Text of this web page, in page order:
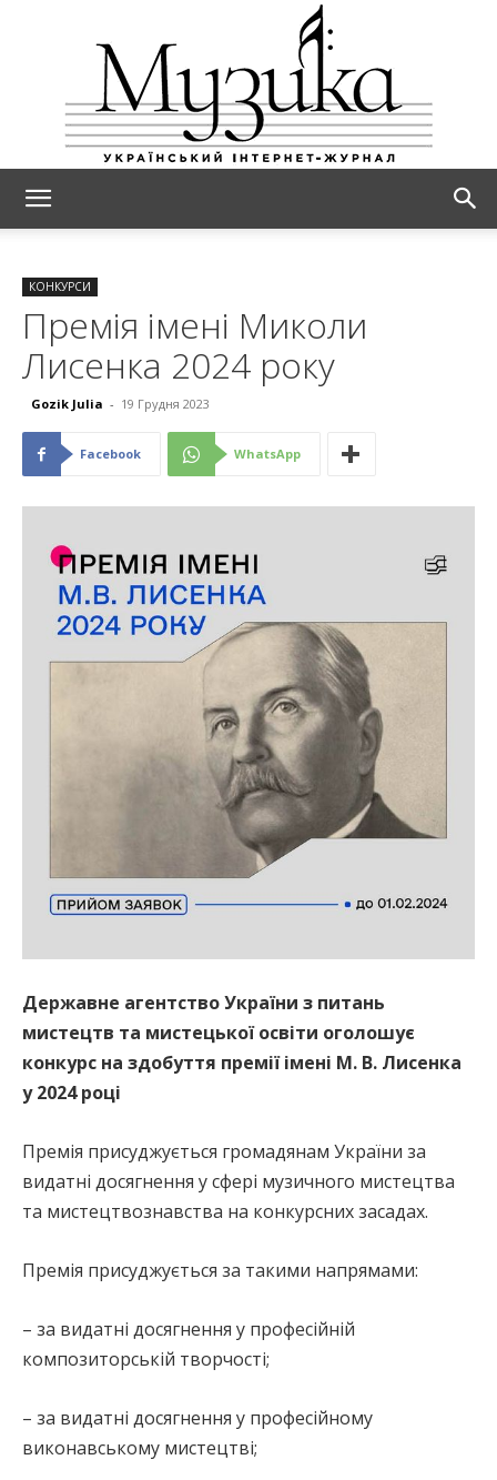
КОНКУРСИ
Премія імені Миколи
Лисенка 2024 року
Gozik Julia - 19 Грудня 2023
Facebook WhatsApp
Державне агентство України з питань
мистецтв та мистецької освіти оголошує
конкурс на здобуття премії імені М. В. Лисенка
у 2024 році
Премія присуджується громадянам України за
видатні досягнення у сфері музичного мистецтва
та мистецтвознавства на конкурсних засадах.
Премія присуджується за такими напрямами:
– за видатні досягнення у професійній
композиторській творчості;
– за видатні досягнення у професійному
виконавському мистецтві;